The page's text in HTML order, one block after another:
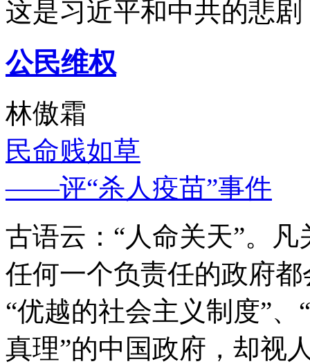
这是习近平和中共的悲
公民维权
林傲霜
民命贱如草
——评“杀人疫苗”事件
古语云：“人命关天”。
任何一个负责任的政府
“优越的社会主义制度”
真理”的中国政府，却视